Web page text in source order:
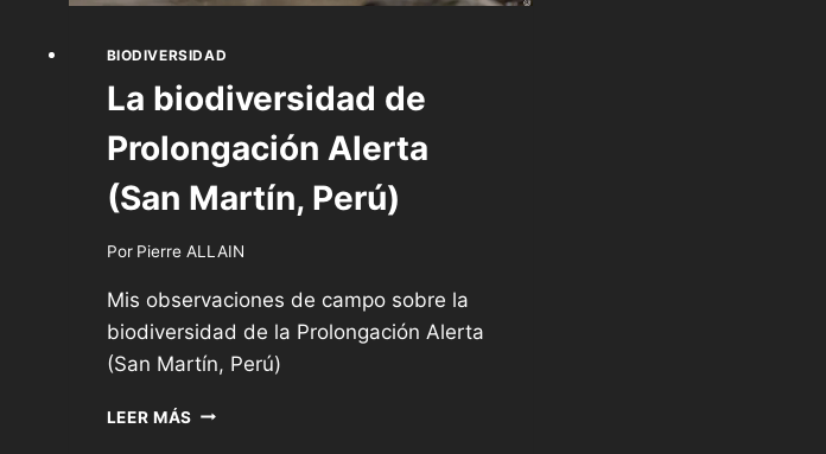
BIODIVERSIDAD
La biodiversidad de
Prolongación Alerta
(San Martín, Perú)
Por Pierre ALLAIN
Mis observaciones de campo sobre la
biodiversidad de la Prolongación Alerta
(San Martín, Perú)
LEER MÁS LA